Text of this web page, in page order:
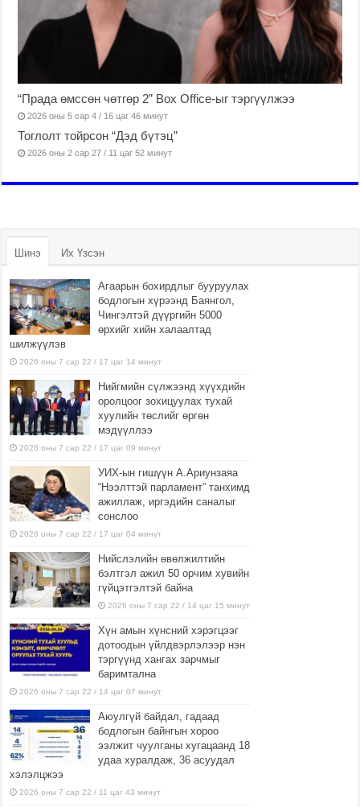
“Прада өмссөн чөтгөр 2” Box Office-ыг тэргүүлжээ
2026 оны 5 сар 4 / 16 цаг 46 минут
Тоглолт тойрсон “Дэд бүтэц”
2026 оны 2 сар 27 / 11 цаг 52 минут
Шинэ Их Үзсэн
Агаарын бохирдлыг бууруулах
бодлогын хүрээнд Баянгол,
Чингэлтэй дүүргийн 5000
өрхийг хийн халаалтад
шилжүүлэв
2026 оны 7 сар 22 / 17 цаг 14 минут
Нийгмийн сүлжээнд хүүхдийн
оролцоог зохицуулах тухай
хуулийн төслийг өргөн
мэдүүллээ
2026 оны 7 сар 22 / 17 цаг 09 минут
УИХ-ын гишүүн А.Ариунзаяа
“Нээлттэй парламент” танхимд
ажиллаж, иргэдийн саналыг
сонслоо
2026 оны 7 сар 22 / 17 цаг 04 минут
Нийслэлийн өвөлжилтийн
бэлтгэл ажил 50 орчим хувийн
гүйцэтгэлтэй байна
2026 оны 7 сар 22 / 14 цаг 15 минут
Хүн амын хүнсний хэрэгцээг
дотоодын үйлдвэрлэлээр нэн
тэргүүнд хангах зарчмыг
баримтална
2026 оны 7 сар 22 / 14 цаг 07 минут
Аюулгүй байдал, гадаад
бодлогын байнгын хороо
ээлжит чуулганы хугацаанд 18
удаа хуралдаж, 36 асуудал
хэлэлцжээ
2026 оны 7 сар 22 / 11 цаг 43 минут